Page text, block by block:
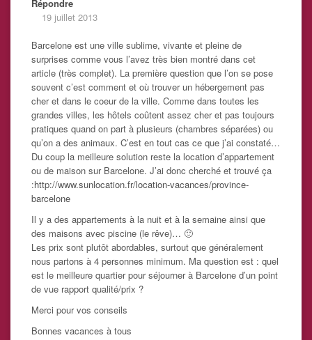
Répondre
19 juillet 2013
Barcelone est une ville sublime, vivante et pleine de
surprises comme vous l’avez très bien montré dans cet
article (très complet). La première question que l’on se pose
souvent c’est comment et où trouver un hébergement pas
cher et dans le coeur de la ville. Comme dans toutes les
grandes villes, les hôtels coûtent assez cher et pas toujours
pratiques quand on part à plusieurs (chambres séparées) ou
qu’on a des animaux. C’est en tout cas ce que j’ai constaté…
Du coup la meilleure solution reste la location d’appartement
ou de maison sur Barcelone. J’ai donc cherché et trouvé ça
:http://www.sunlocation.fr/location-vacances/province-
barcelone
Il y a des appartements à la nuit et à la semaine ainsi que
des maisons avec piscine (le rêve)… 🙂
Les prix sont plutôt abordables, surtout que généralement
nous partons à 4 personnes minimum. Ma question est : quel
est le meilleure quartier pour séjourner à Barcelone d’un point
de vue rapport qualité/prix ?
Merci pour vos conseils
Bonnes vacances à tous